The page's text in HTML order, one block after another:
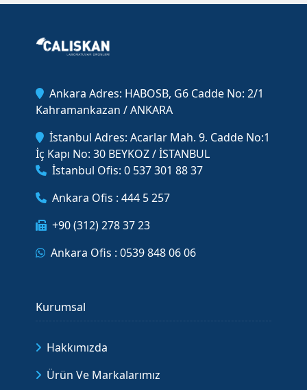
Ankara Adres: HABOSB, G6 Cadde No: 2/1
Kahramankazan / ANKARA
İstanbul Adres: Acarlar Mah. 9. Cadde No:1
İç Kapı No: 30 BEYKOZ / İSTANBUL
İstanbul Ofis: 0 537 301 88 37
Ankara Ofis : 444 5 257
+90 (312) 278 37 23
Ankara Ofis : 0539 848 06 06
Kurumsal
Hakkımızda
Ürün Ve Markalarımız